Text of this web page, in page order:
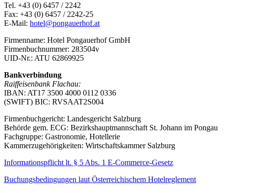
Tel. +43 (0) 6457 / 2242
Fax: +43 (0) 6457 / 2242-25
E-Mail: hotel@pongauerhof.at
Firmenname: Hotel Pongauerhof GmbH
Firmenbuchnummer: 283504v
UID-Nr.: ATU 62869925
Bankverbindung
Raiffeisenbank Flachau:
IBAN: AT17 3500 4000 0112 0336
(SWIFT) BIC: RVSAAT2S004
Firmenbuchgericht: Landesgericht Salzburg
Behörde gem. ECG: Bezirkshauptmannschaft St. Johann im Pongau
Fachgruppe: Gastronomie, Hotellerie
Kammerzugehörigkeiten: Wirtschaftskammer Salzburg
Informationspflicht lt. § 5 Abs. 1 E-Commerce-Gesetz
Buchungsbedingungen laut Österreichischem Hotelreglement